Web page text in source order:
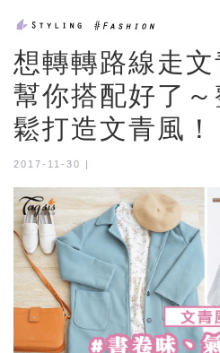
想轉轉路線走
幫你搭配好了
鬆打造文青風！
2017-11-30 |